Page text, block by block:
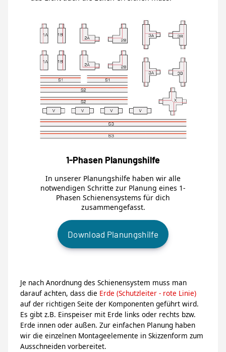
1-Phasen Planungshilfe
In unserer Planungshilfe haben wir alle
notwendigen Schritte zur Planung eines 1-
Phasen Schienensystems für dich
zusammengefasst.
Download Planungshilfe
Je nach Anordnung des Schienensystem muss man
darauf achten, dass die Erde (Schutzleiter - rote Linie)
auf der richtigen Seite der Komponenten geführt wird.
Es gibt z.B. Einspeiser mit Erde links oder rechts bzw.
Erde innen oder außen. Zur einfachen Planung haben
wir die einzelnen Montageelemente in Skizzenform zum
Ausschneiden vorbereitet.